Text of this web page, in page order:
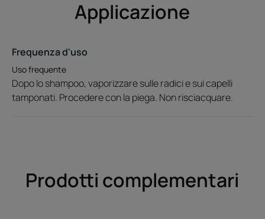
Applicazione
Frequenza d'uso
Uso frequente
Dopo lo shampoo, vaporizzare sulle radici e sui capelli
tamponati. Procedere con la piega. Non risciacquare.
Prodotti complementari